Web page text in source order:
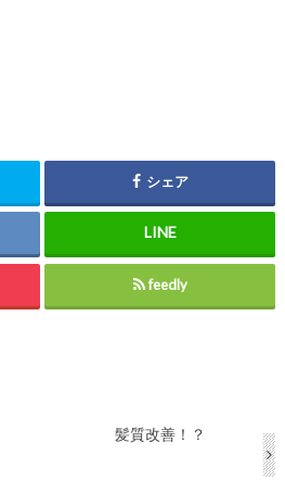
シェア
feedly
髪質改善！？